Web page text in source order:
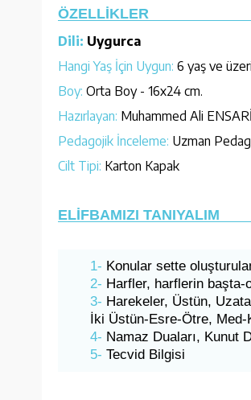
ÖZELLİKLER
Dili: Uygurca
Hangi Yaş İçin Uygun: 6 yaş ve üzeri
Boy: Orta Boy - 16x24 cm.
Hazırlayan: Muhammed Ali ENSARİ
Pedagojik İnceleme: Uzman
Cilt Tipi: Karton Kapak
ELİFBAMIZI TANIYALIM
1- Konular sette
2- Harfler, harflerin
3- Harekeler, Üstün,
İki Üstün-Esre-Ötre, Med-
4- Namaz Duaları, Kunut
5- Tecvid Bilgisi